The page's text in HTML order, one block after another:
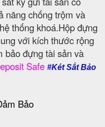
năng chống trộm và
thống khoá.Hộp đựng
với kích thước rộng
bảo đựng tài sản và
Safe #Két Sắt Bảo